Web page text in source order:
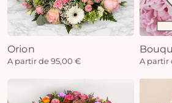
Orion
A partir de 95,00 € A partir